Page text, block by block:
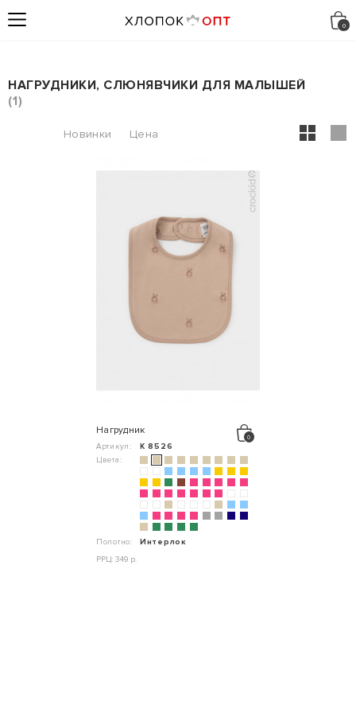
НАГРУДНИКИ, СЛЮНЯВЧИКИ ДЛЯ МАЛЫШЕЙ
1
Нагрудник
Артикул:
К 8526
Цвета:
Полотно:
Интерлок
РРЦ: 349 р.